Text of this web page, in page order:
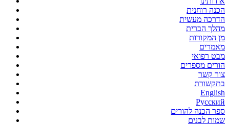
הכנה רוחנית
הדרכה מעשית
מהלך הברית
מן המקורות
מאמרים
מבט רפואי
הורים מספרים
צור קשר
בתקשורת
English
Русский
ספר הכנה להורים
שמות לבנים